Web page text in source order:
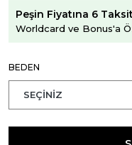
Peşin Fiyatına 6
Worldcard ve Bonus'a
BEDEN